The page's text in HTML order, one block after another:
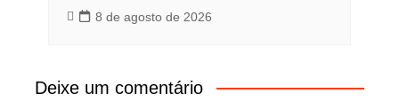
8 de agosto de 2026
Deixe um comentário